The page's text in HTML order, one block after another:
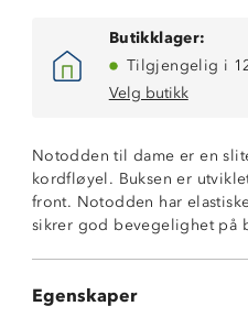
Butikklager:
Tilgjengelig i
Velg butikk
Notodden til dame er en
kordfløyel. Buksen er
front. Notodden har
sikrer god bevegelighet på
Egenskaper
Stretch
To dype stikklommer
Glidelåslomme på låret
YKK-glidelås
Høy i livet